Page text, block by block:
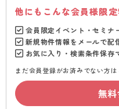
他にもこんな会員様限
会員限定イベント・セミナ
新規物件情報をメールで配
お気に入り・検索条件保存
まだ会員登録がお済みでない方は
無